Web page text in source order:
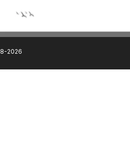
08-2026